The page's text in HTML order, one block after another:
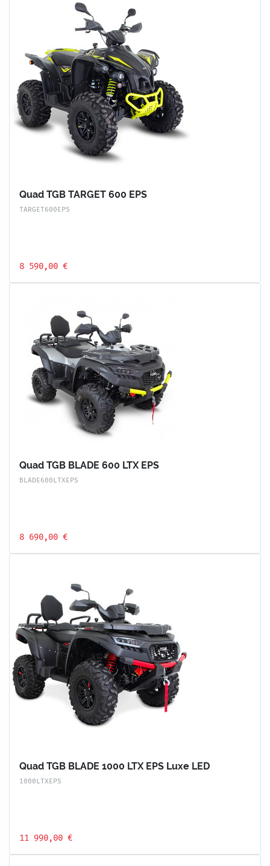
Quad TGB TARGET 600 EPS
TARGET600EPS
8 590,00 €
Quad TGB BLADE 600 LTX EPS
BLADE600LTXEPS
8 690,00 €
Quad TGB BLADE 1000 LTX EPS Luxe LED
1000LTXEPS
11 990,00 €